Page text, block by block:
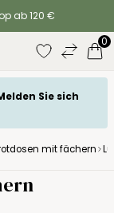
ab 120 €
0
Sie sich
mit fächern